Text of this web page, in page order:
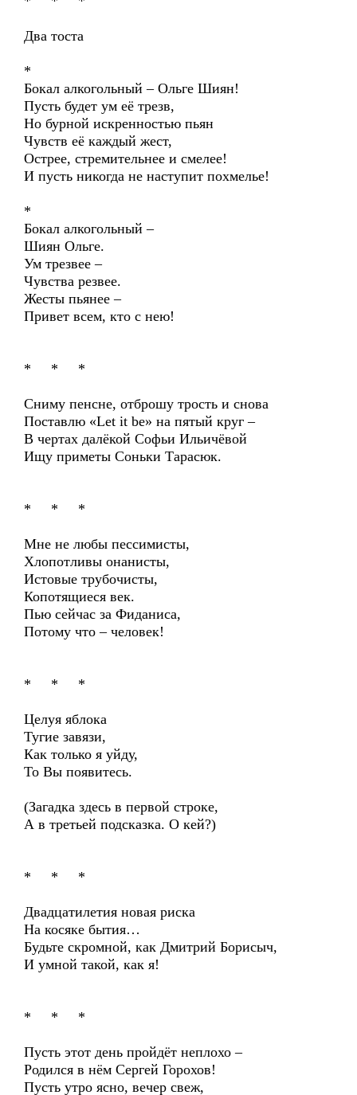
Два тоста
*
Бокал алкогольный – Ольге Шиян!
Пусть будет ум её трезв,
Но бурной искренностью пьян
Чувств её каждый жест,
Острее, стремительнее и смелее!
И пусть никогда не наступит похмелье!
*
Бокал алкогольный –
Шиян Ольге.
Ум трезвее –
Чувства резвее.
Жесты пьянее –
Привет всем, кто с нею!
* * *
Сниму пенсне, отброшу трость и снова
Поставлю «Let it be» на пятый круг –
В чертах далёкой Софьи Ильичёвой
Ищу приметы Соньки Тарасюк.
* * *
Мне не любы пессимисты,
Хлопотливы онанисты,
Истовые трубочисты,
Копотящиеся век.
Пью сейчас за Фиданиса,
Потому что – человек!
* * *
Целуя яблока
Тугие завязи,
Как только я уйду,
То Вы появитесь.
(Загадка здесь в первой строке,
А в третьей подсказка. О кей?)
* * *
Двадцатилетия новая риска
На косяке бытия…
Будьте скромной, как Дмитрий Борисыч,
И умной такой, как я!
* * *
Пусть этот день пройдёт неплохо –
Родился в нём Сергей Горохов!
Пусть утро ясно, вечер свеж,